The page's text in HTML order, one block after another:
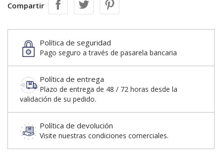
Compartir
Política de seguridad
Pago seguro a través de pasarela bancaria
Política de entrega
Plazo de entrega de 48 / 72 horas desde la
validación de su pedido.
Política de devolución
Visite nuestras condiciones comerciales.